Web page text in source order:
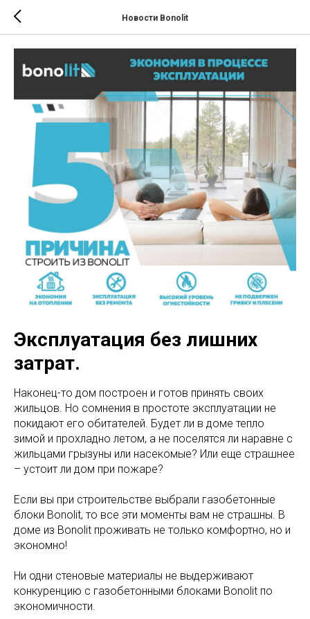
Новости Bonolit
Эксплуатация без лишних
затрат.
Наконец-то дом построен и готов принять своих
жильцов. Но сомнения в простоте эксплуатации не
покидают его обитателей. Будет ли в доме тепло
зимой и прохладно летом, а не поселятся ли наравне с
жильцами грызуны или насекомые? Или еще страшнее
– устоит ли дом при пожаре?
Если вы при строительстве выбрали газобетонные
блоки Bonolit, то все эти моменты вам не страшны. В
доме из Bonolit проживать не только комфортно, но и
экономно!
Ни одни стеновые материалы не выдерживают
конкуренцию с газобетонными блоками Bonolit по
экономичности.